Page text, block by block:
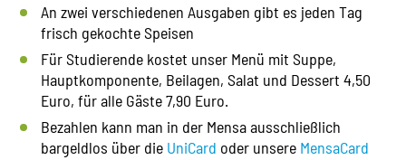
An zwei verschiedenen Ausgaben gibt es jeden Tag
frisch gekochte Speisen
Für Studierende kostet unser Menü mit Suppe,
Hauptkomponente, Beilagen, Salat und Dessert 4,50
Euro, für alle Gäste 7,90 Euro.
Bezahlen kann man in der Mensa ausschließlich
bargeldlos über die UniCard oder unsere MensaCard